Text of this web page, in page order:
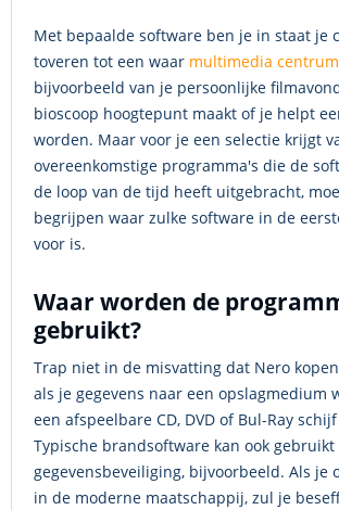
Met bepaalde software ben je in staat je
toveren tot een waar multimedia centrum
bijvoorbeeld van je persoonlijke
bioscoop hoogtepunt maakt of je helpt
worden. Maar voor je een selectie krijgt
overeenkomstige programma's die de
de loop van de tijd heeft uitgebracht,
begrijpen waar zulke software in de
voor is.
Waar worden de
gebruikt?
Trap niet in de misvatting dat Nero
als je gegevens naar een opslagmedium
een afspeelbare CD, DVD of Bul-Ray
Typische brandsoftware kan ook
gegevensbeveiliging, bijvoorbeeld. Als je
in de moderne maatschappij, zul je